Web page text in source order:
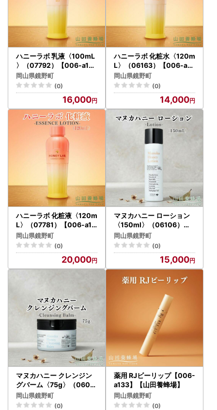
ハニーラボ 乳液〈100mL
〉（07792）【006-a155
】【山田養蜂場】
岡山県鏡野町
(0)
16,000
ハニーラボ 化粧水〈120m
L〉（06163）【006-a15
4】【山田養蜂場】
岡山県鏡野町
(0)
14,000
ハニーラボ 化粧液〈120m
L〉（07781）【006-a15
3】【山田養蜂場】
岡山県鏡野町
(0)
20,000
マヌカハニー ローション
〈150ml〉（06106）【0
06-a161】【山田養蜂場】
岡山県鏡野町
(0)
15,000
マヌカハニー クレンジン
グバーム〈75g〉（0609
5）【006-a160】【山田
養蜂場】
岡山県鏡野町
(0)
薬用 RJビーリップ【006-
a133】【山田養蜂場】
岡山県鏡野町
(0)